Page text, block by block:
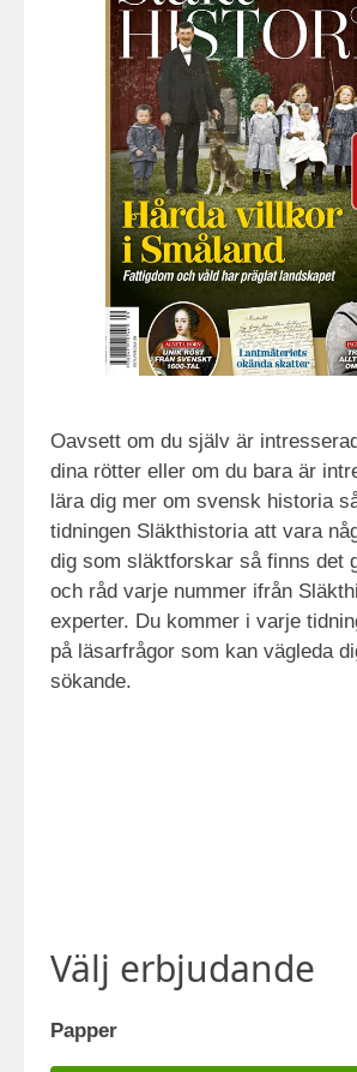
Oavsett om du själv är
dina rötter eller om du bara är
lära dig mer om svensk historia
tidningen Släkthistoria att vara
dig som släktforskar så finns det
och råd varje nummer ifrån
experter. Du kommer i varje
på läsarfrågor som kan vägleda
sökande.
Välj erbjudande
Papper